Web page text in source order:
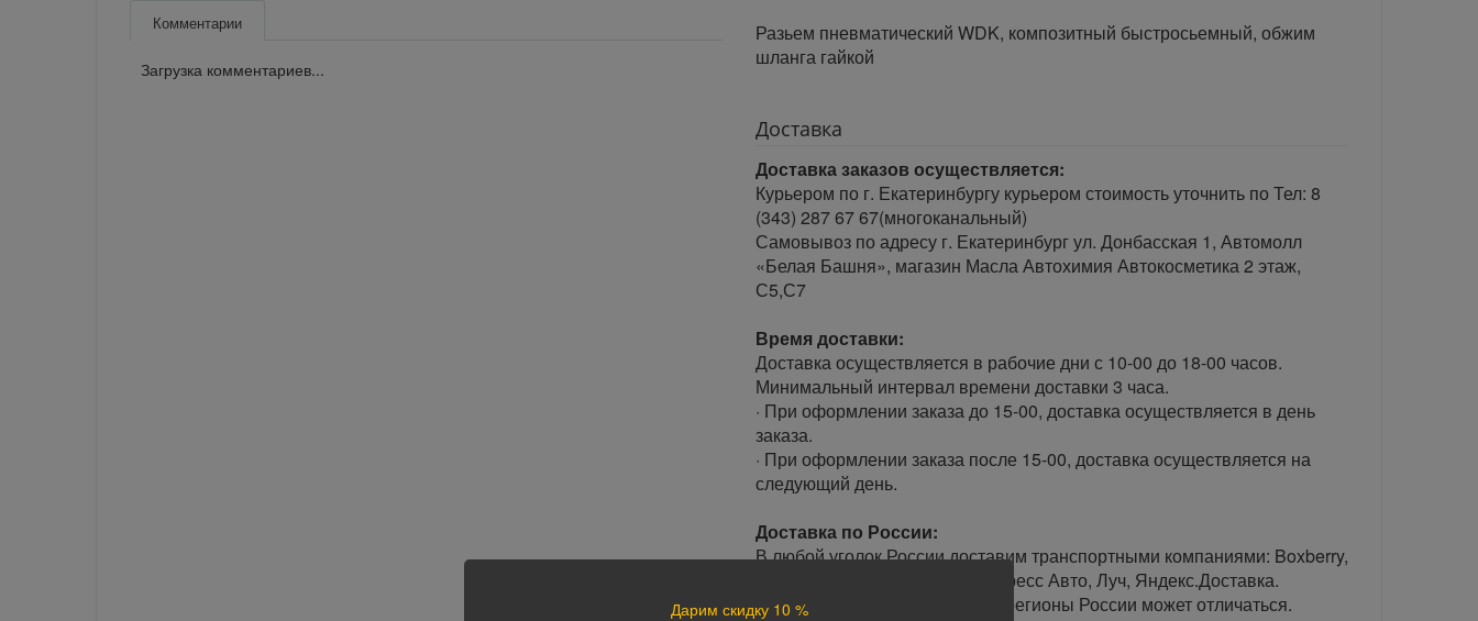
Комментарии
Загрузка комментариев...
Разьем пневматический WDK, композитный быстросьемный, обжим
шланга гайкой
Доставка
Доставка заказов осуществляется:
Курьером по г. Екатеринбургу курьером стоимость уточнить по Тел: 8
(343) 287 67 67(многоканальный)
Самовывоз по адресу г. Екатеринбург ул. Донбасская 1, Автомолл
«Белая Башня», магазин Масла Автохимия Автокосметика 2 этаж,
С5,С7
Время доставки:
Доставка осуществляется в рабочие дни с 10-00 до 18-00 часов.
Минимальный интервал времени доставки 3 часа.
· При оформлении заказа до 15-00, доставка осуществляется в день
заказа.
· При оформлении заказа после 15-00, доставка осуществляется на
следующий день.
Доставка по России:
В любой уголок России доставим транспортными компаниями: Boxberry,
Почта России, ПЭК, GTD, Экспресс Авто, Луч, Яндекс.Доставка.
Стоимость доставки в разные регионы России может отличаться.
Дарим скидку 10 %